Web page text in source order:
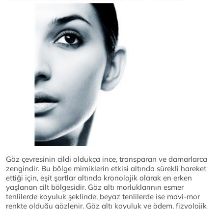
Göz çevresinin cildi oldukça ince, transparan ve damarlarca
zengindir. Bu bölge mimiklerin etkisi altında sürekli hareket
ettiği için, eşit şartlar altında kronolojik olarak en erken
yaşlanan cilt bölgesidir. Göz altı morluklarının esmer
tenlilerde koyuluk şeklinde, beyaz tenlilerde ise mavi-mor
renkte olduğu gözlenir. Göz altı koyuluk ve ödem, fizyolojik